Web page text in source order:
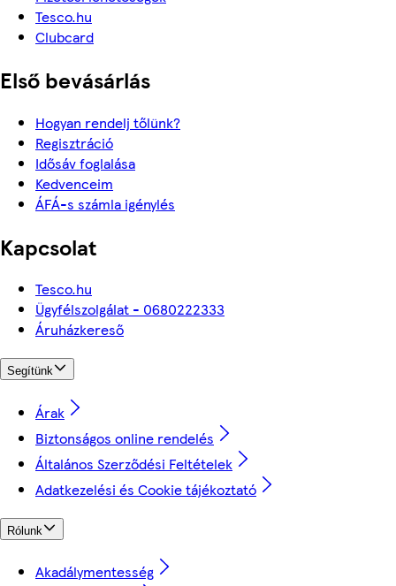
Tesco.hu
Clubcard
Első bevásárlás
Hogyan rendelj tőlünk?
Regisztráció
Idősáv foglalása
Kedvenceim
ÁFÁ-s számla igénylés
Kapcsolat
Tesco.hu
Ügyfélszolgálat - 0680222333
Áruházkereső
Segítünk
Árak
Biztonságos online rendelés
Általános Szerződési Feltételek
Adatkezelési és Cookie tájékoztató
Rólunk
Akadálymentesség